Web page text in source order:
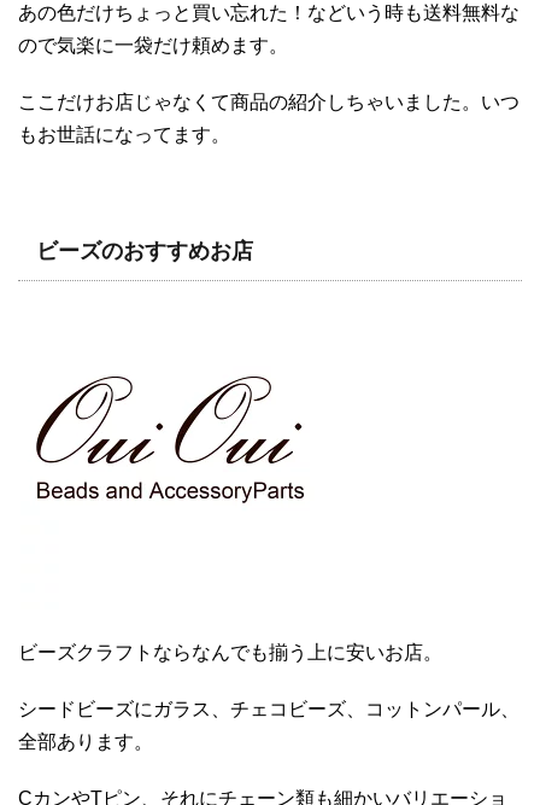
あの色だけちょっと買い忘れた！などいう時も送料無料な
ので気楽に一袋だけ頼めます。
ここだけお店じゃなくて商品の紹介しちゃいました。いつ
もお世話になってます。
ビーズのおすすめお店
ビーズクラフトならなんでも揃う上に安いお店。
シードビーズにガラス、チェコビーズ、コットンパール、
全部あります。
CカンやTピン、それにチェーン類も細かいバリエーショ